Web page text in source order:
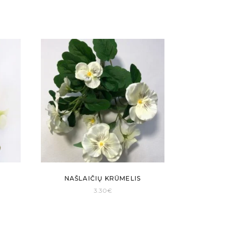
NAŠLAIČIŲ KRŪMELIS
3.30€